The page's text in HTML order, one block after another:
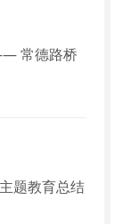
常德路桥
题教育总结